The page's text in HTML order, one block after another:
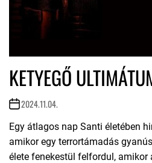
KETYEGŐ
2024.11.04.
Egy átlagos nap Santi életében
amikor egy terrortámadás
élete fenekestül felfordul, amikor